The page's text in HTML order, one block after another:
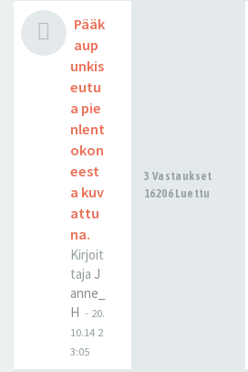
Pääk
aup
unkis
eutu
a pie
nlent
okon
eest
a kuv
attu
na.
Kirjoit
taja J
anne_
H - 20.
10.14 2
3:05
3 Vastaukset
16206 Luettu